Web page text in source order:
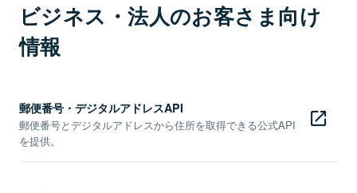
ビジネス・法人のお客さま向け
情報
郵便番号・デジタルアドレスAPI
郵便番号とデジタルアドレスから住所を取得できる公式API
を提供。